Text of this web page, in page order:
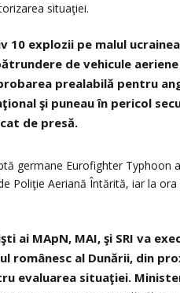
situaţiei.
explozii pe malul
de vehicule
prealabilă pentru
şi puneau în pericol
de presă.
germane Eurofighter Typhoon
Poliţie Aeriană Întărită, iar la
ai MApN, MAI, şi SRI va
românesc al Dunării, din
evaluarea situaţiei.